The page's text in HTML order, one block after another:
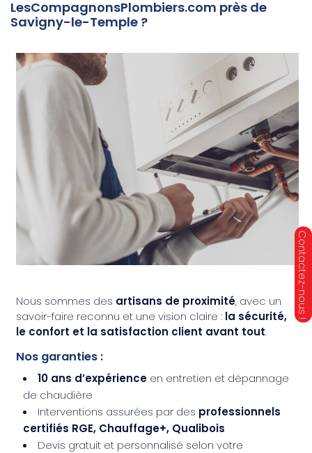
LesCompagnonsPlombiers.com près de
Savigny-le-Temple ?
Nous sommes des artisans de proximité, avec un
savoir-faire reconnu et une vision claire : la sécurité,
le confort et la satisfaction client avant tout.
Nos garanties :
10 ans d’expérience en entretien et dépannage
de chaudière
Interventions assurées par des professionnels
certifiés RGE, Chauffage+, Qualibois
Devis gratuit et personnalisé selon votre